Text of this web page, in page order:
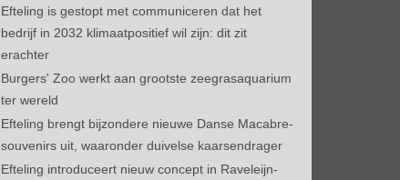
Efteling is gestopt met communiceren dat het
bedrijf in 2032 klimaatpositief wil zijn: dit zit
erachter
Burgers' Zoo werkt aan grootste zeegrasaquarium
ter wereld
Efteling brengt bijzondere nieuwe Danse Macabre-
souvenirs uit, waaronder duivelse kaarsendrager
Efteling introduceert nieuw concept in Raveleijn-